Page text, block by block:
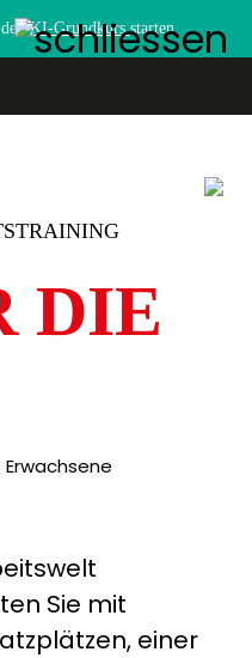
denKI-Grundkursstarten.
DIE
Sie mit
einer